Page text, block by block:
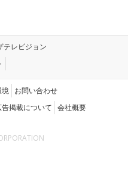
テレビジョン
境 お問い合わせ
告掲載について 会社概要